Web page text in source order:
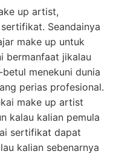
up artist,
Seandainya
make up untuk
bermanfaat jikalau
menekuni dunia
perias profesional.
make up artist
kalau kalian pemula
sertifikat dapat
kalian sebenarnya